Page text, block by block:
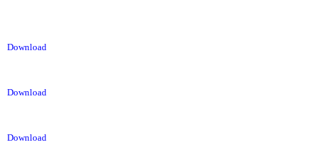
Download
Download
Download